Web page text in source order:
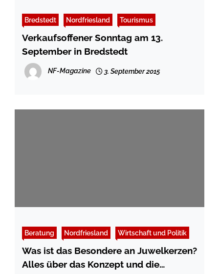
Bredstedt Nordfriesland Tourismus
Verkaufsoffener Sonntag am 13.
September in Bredstedt
NF-Magazine 3. September 2015
Beratung Nordfriesland Wirtschaft und Politik
Was ist das Besondere an Juwelkerzen?
Alles über das Konzept und die